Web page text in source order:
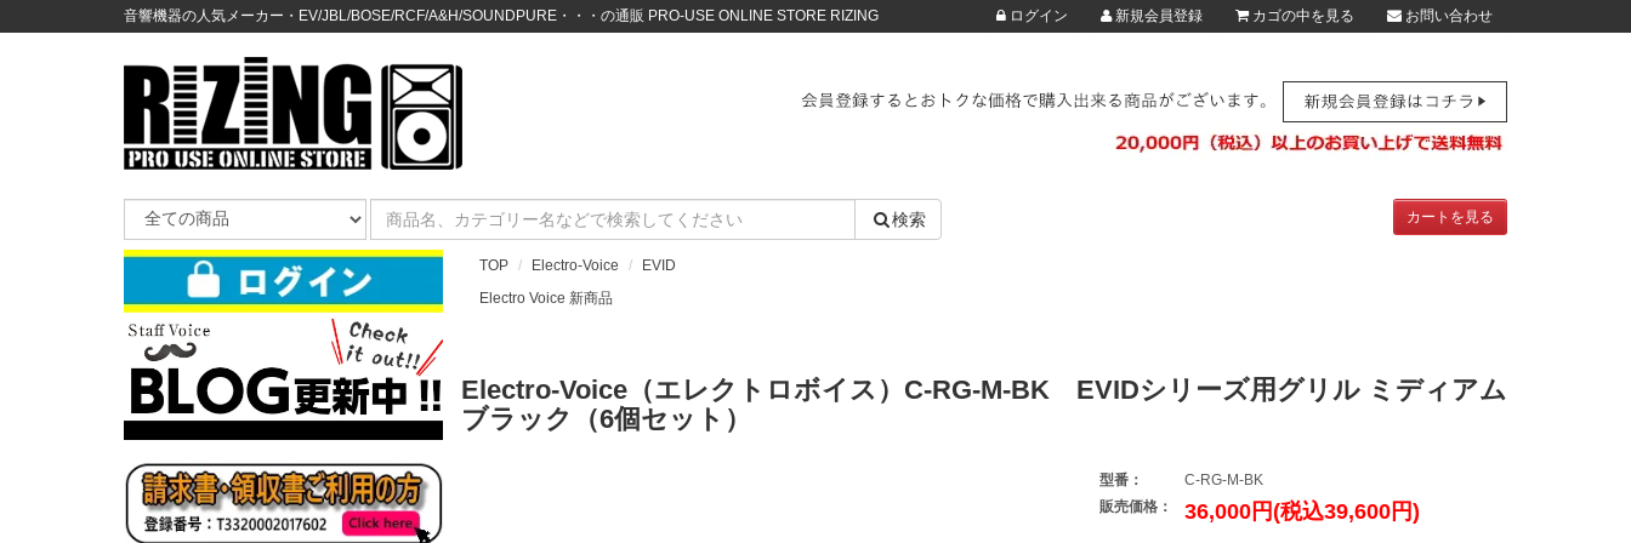
音響機器の人気メーカー・EV/JBL/BOSE/RCF/A&H/SOUNDPURE・・・の通販 PRO-USE ONLINE STORE RIZING ログイン 新規会員登録 カゴの中を見る お問い合わせ
検索 カートを見る
TOP Electro-Voice
EVID
Electro Voice 新商品
Electro-Voice（エレクトロボイス）C-RG-M-BK EVIDシリーズ用グリル ミディアム
ブラック（6個セット）
型番：
C-RG-M-BK
販売価格：
36,000円(税込39,600円)